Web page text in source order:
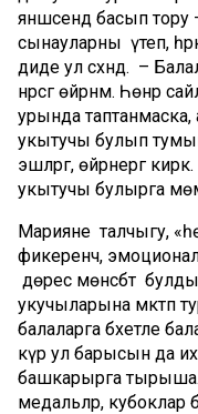
янәшәсендә басып
сынауларны үтеп,
диде ул сәхнәдә. –
нәрсәгә өйрәнәм.
урында
укытучы булып
эшләргә, өйрәнергә
укытучы булырга
Марияне талчыгу,
фикеренчә,
дөрес мөнәсәбәт
укучыларына мәктәп
балаларга бәхетле
күрә ул барысын да
башкарырга тырыша.
медальләр, кубоклар